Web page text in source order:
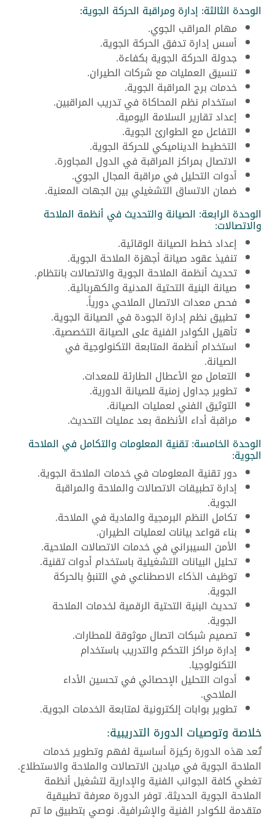
الوحدة الثالثة: إدارة ومراقبة الحركة الجوية:
مهام المراقب الجوي.
أسس إدارة تدفق الحركة الجوية.
جدولة الحركة الجوية بكفاءة.
تنسيق العمليات مع شركات الطيران.
خدمات برج المراقبة الجوية.
استخدام نظم المحاكاة في تدريب المراقبين.
إعداد تقارير السلامة اليومية.
التفاعل مع الطوارئ الجوية.
التخطيط الديناميكي للحركة الجوية.
الاتصال بمراكز المراقبة في الدول المجاورة.
أدوات التحليل في مراقبة المجال الجوي.
ضمان الاتساق التشغيلي بين الجهات المعنية.
الوحدة الرابعة: الصيانة والتحديث في أنظمة الملاحة
والاتصالات:
إعداد خطط الصيانة الوقائية.
تنفيذ عقود صيانة أجهزة الملاحة الجوية.
تحديث أنظمة الملاحة الجوية والاتصالات بانتظام.
صيانة البنية التحتية المدنية والكهربائية.
فحص معدات الاتصال الملاحي دورياً.
تطبيق نظم إدارة الجودة في الصيانة الجوية.
تأهيل الكوادر الفنية على الصيانة التخصصية.
استخدام أنظمة المتابعة التكنولوجية في
الصيانة.
التعامل مع الأعطال الطارئة للمعدات.
تطوير جداول زمنية للصيانة الدورية.
التوثيق الفني لعمليات الصيانة.
مراقبة أداء الأنظمة بعد عمليات التحديث.
الوحدة الخامسة: تقنية المعلومات والتكامل في الملاحة
الجوية:
دور تقنية المعلومات في خدمات الملاحة الجوية.
إدارة تطبيقات الاتصالات والملاحة والمراقبة
الجوية.
تكامل النظم البرمجية والمادية في الملاحة.
بناء قواعد بيانات لعمليات الطيران.
الأمن السيبراني في خدمات الاتصالات الملاحية.
تحليل البيانات التشغيلية باستخدام أدوات تقنية.
توظيف الذكاء الاصطناعي في التنبؤ بالحركة
الجوية.
تحديث البنية التحتية الرقمية لخدمات الملاحة
الجوية.
تصميم شبكات اتصال موثوقة للمطارات.
إدارة مراكز التحكم والتدريب باستخدام
التكنولوجيا.
أدوات التحليل الإحصائي في تحسين الأداء
الملاحي.
تطوير بوابات إلكترونية لمتابعة الخدمات الجوية.
خلاصة وتوصيات الدورة التدريبية:
تُعد هذه الدورة ركيزة أساسية لفهم وتطوير خدمات
الملاحة الجوية في ميادين الاتصالات والملاحة والاستطلاع.
تغطي كافة الجوانب الفنية والإدارية لتشغيل أنظمة
الملاحة الجوية الحديثة. توفر الدورة معرفة تطبيقية
متقدمة للكوادر الفنية والإشرافية. نوصي بتطبيق ما تم